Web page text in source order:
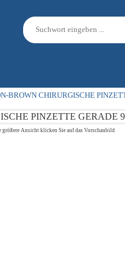
BROWN CHIRURGISCHE
größere Ansicht klicken Sie auf das Vorschaubild